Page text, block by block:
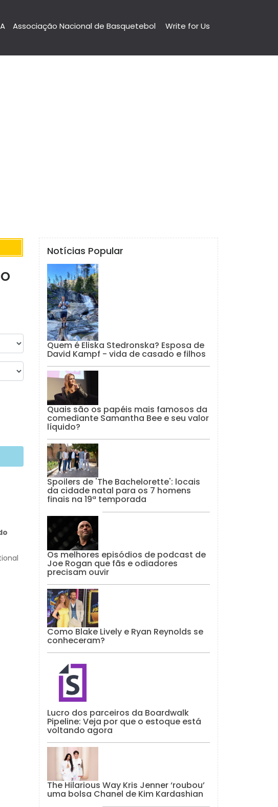
Associação Nacional de Basquetebol Write for Us
Notícias Popular
Quem é Eliska Stedronska? Esposa de
David Kampf - vida de casado e filhos
Quais são os papéis mais famosos da
comediante Samantha Bee e seu valor
líquido?
Spoilers de 'The Bachelorette': locais
da cidade natal para os 7 homens
finais na 19ª temporada
Os melhores episódios de podcast de
Joe Rogan que fãs e odiadores
precisam ouvir
Como Blake Lively e Ryan Reynolds se
conheceram?
Lucro dos parceiros da Boardwalk
Pipeline: Veja por que o estoque está
voltando agora
The Hilarious Way Kris Jenner ‘roubou’
uma bolsa Chanel de Kim Kardashian